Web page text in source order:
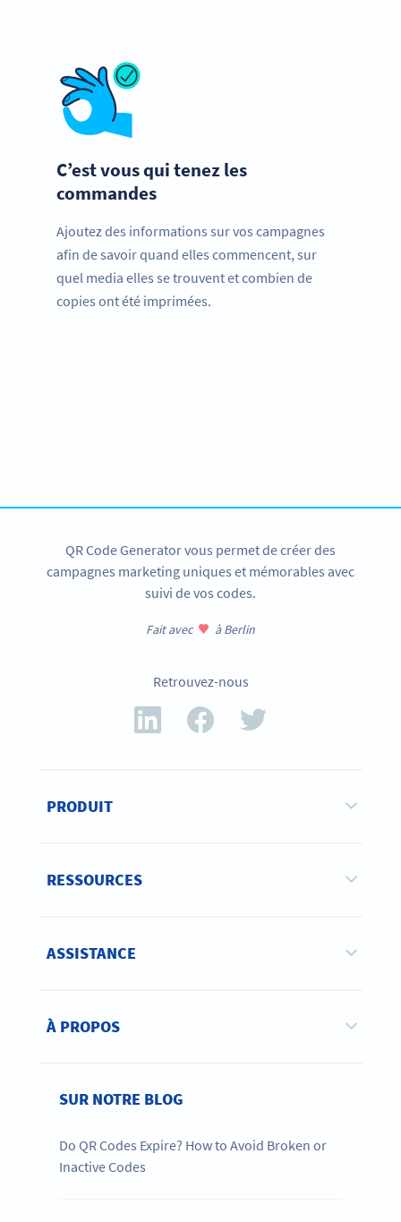
C’est vous qui tenez les
commandes
Ajoutez des informations sur vos campagnes
afin de savoir quand elles commencent, sur
quel media elles se trouvent et combien de
copies ont été imprimées.
QR Code Generator vous permet de créer des
campagnes marketing uniques et mémorables avec
suivi de vos codes.
Fait avec à Berlin
Retrouvez-nous
PRODUIT
RESSOURCES
ASSISTANCE
À PROPOS
SUR NOTRE BLOG
Do QR Codes Expire? How to Avoid Broken or
Inactive Codes